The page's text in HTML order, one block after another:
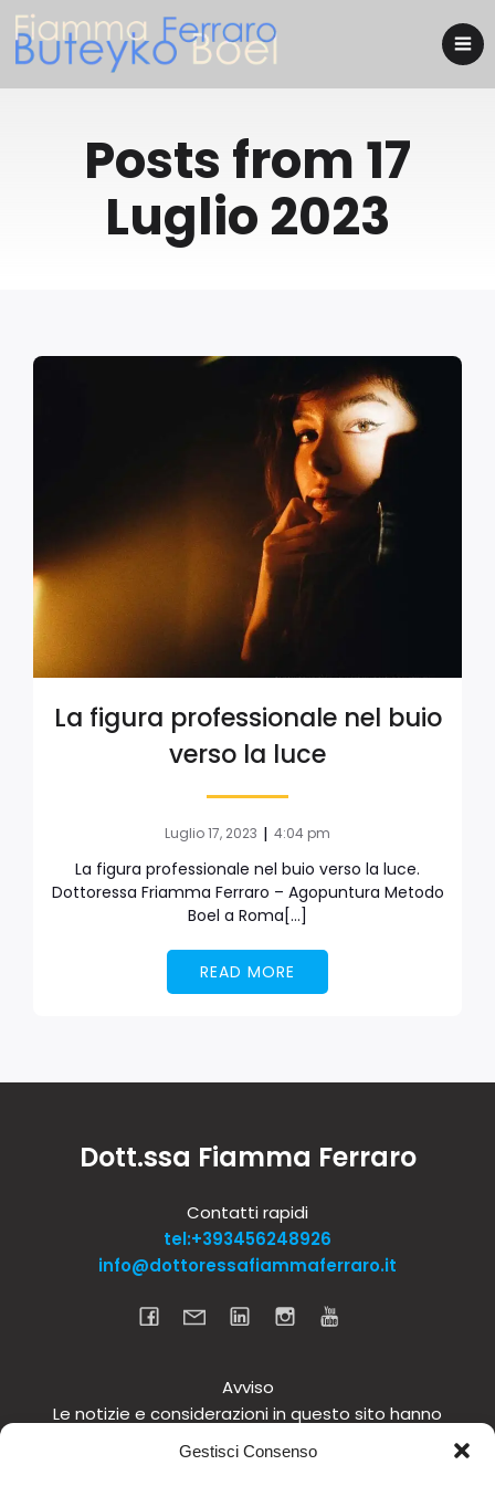
Gestisci Consenso
Posts from 17
Luglio 2023
La figura professionale nel buio
verso la luce
Luglio 17, 2023 | 4:04 pm
La figura professionale nel buio verso la luce.
Dottoressa Friamma Ferraro – Agopuntura Metodo
Boel a Roma[…]
READ MORE
Dott.ssa Fiamma Ferraro
Contatti rapidi
tel:+393456248926
info@dottoressafiammaferraro.it
Avviso
Le notizie e considerazioni in questo sito hanno
carattere informativo generale e non intendono in